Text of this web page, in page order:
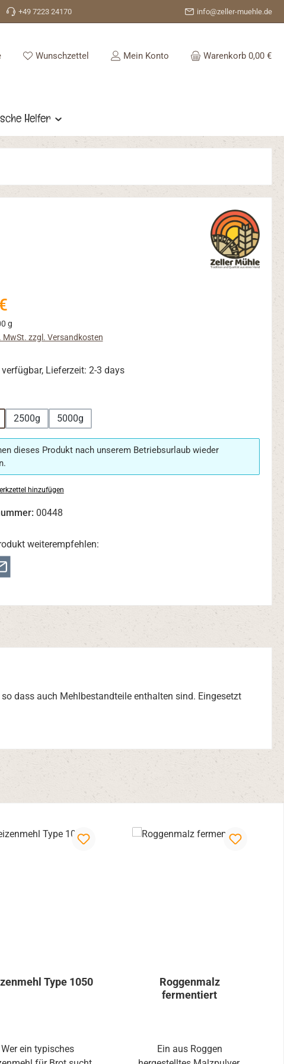
+49 7223 24170 info@zeller-muehle.de
Wunschzettel Du hast 0 Produkte auf dem Merkzettel
Mein Konto Warenkorb 0,00 €
Helfer
g
MwSt. zzgl. Versandkosten
Lieferzeit: 2-3 days
2500g 5000g
dieses Produkt nach unserem Betriebsurlaub wieder
hinzufügen
00448
weiterempfehlen:
dass auch Mehlbestandteile enthalten sind. Eingesetzt
Type 1050
Wer ein typisches
Roggenmalz
fermentiert
Ein aus Roggen